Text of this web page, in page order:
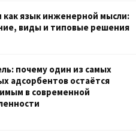
язык инженерной мысли:
виды и типовые решения
почему один из самых
адсорбентов остаётся
в современной